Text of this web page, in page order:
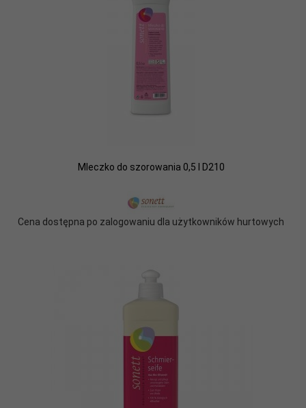
Mleczko do szorowania 0,5 l D210
Cena dostępna po zalogowaniu dla użytkowników hurtowych